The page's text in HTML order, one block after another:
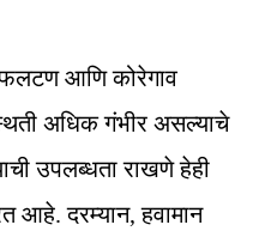
फलटण आणि कोरेगाव
अधिक गंभीर असल्याचे
उपलब्धता राखणे हेही
आहे. दरम्यान, हवामान